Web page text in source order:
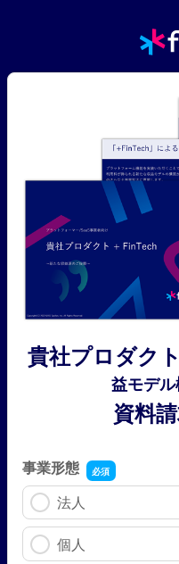
貴社プロダク
益モデ
資料
事業形態
法人
個人